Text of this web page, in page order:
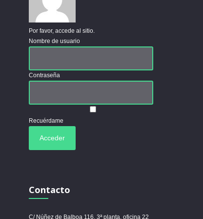
Por favor, accede al sitio.
Nombre de usuario
Contraseña
Recuérdame
Contacto
C/ Núñez de Balboa 116, 3ª planta, oficina 22